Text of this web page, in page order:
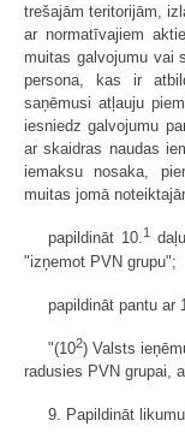
trešajām teritorijām,
ar normatīvajiem
muitas galvojumu vai
persona, kas ir
saņēmusi atļauju
iesniedz galvojumu
ar skaidras naudas
iemaksu nosaka,
muitas jomā
papildināt 10.1 daļu
"izņemot PVN grupu";
papildināt pantu ar
"(102) Valsts
radusies PVN grupai,
9. Papildināt